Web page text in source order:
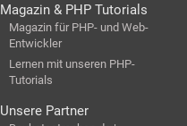
Magazin & PHP Tutorials
Magazin für PHP- und Web-
Entwickler
Lernen mit unseren PHP-
Tutorials
Unsere Partner